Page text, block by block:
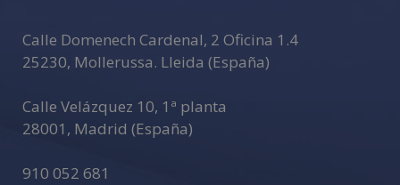
Calle Domenech Cardenal, 2 Oficina 1.4
25230, Mollerussa. Lleida (España)
Calle Velázquez 10, 1ª planta
28001 , Madrid (España)
910 052 681